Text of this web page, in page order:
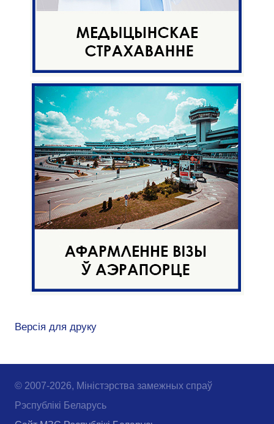
Версія для друку
© 2007-2026, Міністэрства замежных спраў
Рэспублікі Беларусь